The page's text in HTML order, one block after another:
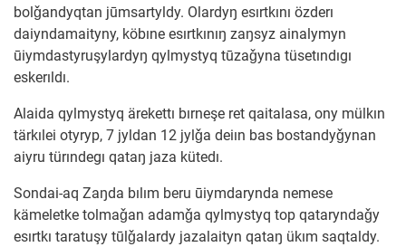
bolǧandyqtan jūmsartyldy. Olardyŋ esırtkını özderı
daiyndamaityny, köbıne esırtkınıŋ zaŋsyz ainalymyn
ūiymdastyruşylardyŋ qylmystyq tūzaǧyna tüsetındıgı
eskerıldı.
Alaida qylmystyq ärekettı bırneşe ret qaitalasa, ony mülkın
tärkılei otyryp, 7 jyldan 12 jylǧa deiın bas bostandyǧynan
aiyru türındegı qataŋ jaza kütedı.
Sondai-aq Zaŋda bılım beru ūiymdarynda nemese
kämeletke tolmaǧan adamǧa qylmystyq top qataryndaǧy
esırtkı taratuşy tūlǧalardy jazalaityn qataŋ ükım saqtaldy.